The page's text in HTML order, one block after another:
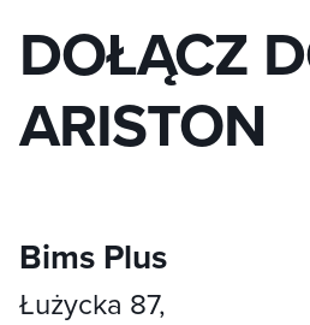
DOŁĄCZ
ARISTON
Bims Plus
Łużycka 87,